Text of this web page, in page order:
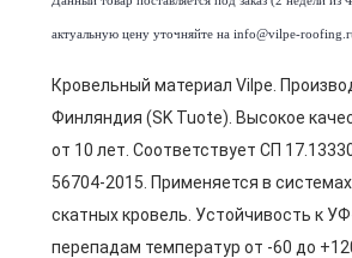
актуальную цену уточняйте на info@vilpe-
Кровельный материал Vilpe.
Финляндия (SK Tuote). Высокое
от 10 лет. Соответствует СП
56704-2015. Применяется в
скатных кровель. Устойчивость к
перепадам температур от -60 до